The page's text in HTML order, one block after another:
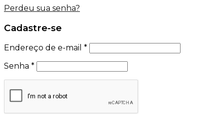
Perdeu sua senha?
Cadastre-se
Endereço de e-mail *
Senha *